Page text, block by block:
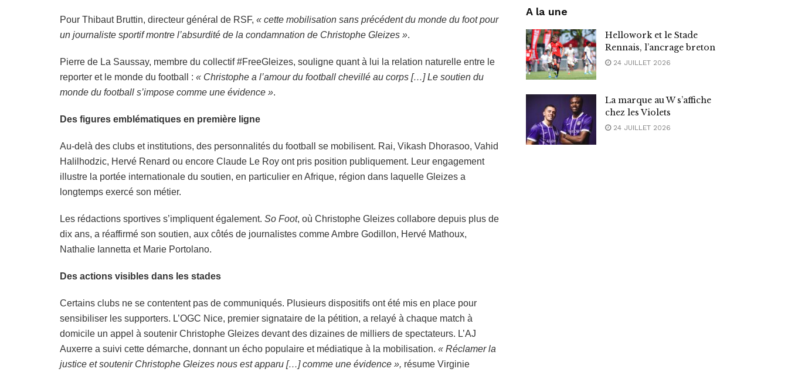
Pour Thibaut Bruttin, directeur général de RSF, « cette mobilisation sans précédent du monde du foot pour
un journaliste sportif montre l’absurdité de la condamnation de Christophe Gleizes ».
Pierre de La Saussay, membre du collectif #FreeGleizes, souligne quant à lui la relation naturelle entre le
reporter et le monde du football : « Christophe a l’amour du football chevillé au corps […] Le soutien du
monde du football s’impose comme une évidence ».
Des figures emblématiques en première ligne
Au-delà des clubs et institutions, des personnalités du football se mobilisent. Rai, Vikash Dhorasoo, Vahid
Halilhodzic, Hervé Renard ou encore Claude Le Roy ont pris position publiquement. Leur engagement
illustre la portée internationale du soutien, en particulier en Afrique, région dans laquelle Gleizes a
longtemps exercé son métier.
Les rédactions sportives s’impliquent également. So Foot, où Christophe Gleizes collabore depuis plus de
dix ans, a réaffirmé son soutien, aux côtés de journalistes comme Ambre Godillon, Hervé Mathoux,
Nathalie Iannetta et Marie Portolano.
Des actions visibles dans les stades
Certains clubs ne se contentent pas de communiqués. Plusieurs dispositifs ont été mis en place pour
sensibiliser les supporters. L’OGC Nice, premier signataire de la pétition, a relayé à chaque match à
domicile un appel à soutenir Christophe Gleizes devant des dizaines de milliers de spectateurs. L’AJ
Auxerre a suivi cette démarche, donnant un écho populaire et médiatique à la mobilisation. « Réclamer la
justice et soutenir Christophe Gleizes nous est apparu […] comme une évidence », résume Virginie
A la une
Hellowork et le Stade
Rennais, l’ancrage breton
24 JUILLET 2026
La marque au W s’affiche
chez les Violets
24 JUILLET 2026